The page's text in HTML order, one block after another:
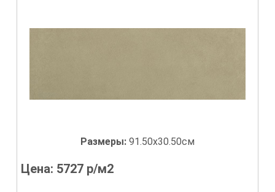
Размеры: 91.50x30.50см
Цена: 5727 р/м2